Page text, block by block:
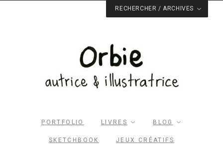
Archives du blog
RECHERCHER / ARCHIVES
PORTFOLIO LIVRES BLOG
SKETCHBOOK JEUX CRÉATIFS